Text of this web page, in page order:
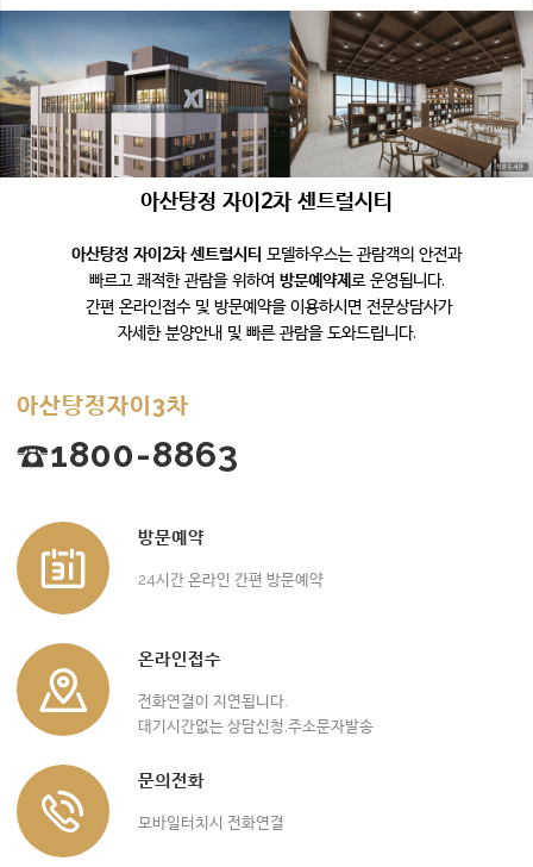
아산탕정 자이2차 센트럴시티
아산탕정 자이2차 센트럴시티 모델하우스는 관람객의 안전과
빠르고 쾌적한 관람을 위하여 방문예약제로 운영됩니다.
간편 온라인접수 및 방문예약을 이용하시면 전문상담사가
자세한 분양안내 및 빠른 관람을 도와드립니다.
아산탕정자이3차
☎1800-8863
방문예약
24시간 온라인 간편 방문예약
온라인접수
전화연결이 지연됩니다.
대기시간없는 상담신청,주소문자발송
문의전화
모바일터치시 전화연결